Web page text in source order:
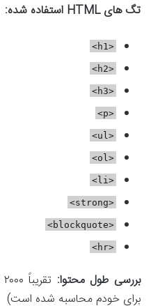
تگ های HTML استفاده شده:
<h1>
<h2>
<h3>
<p>
<ul>
<ol>
<li>
<strong>
<blockquote>
<hr>
بررسی طول محتوا:
برای خودم محاسبه شده است)